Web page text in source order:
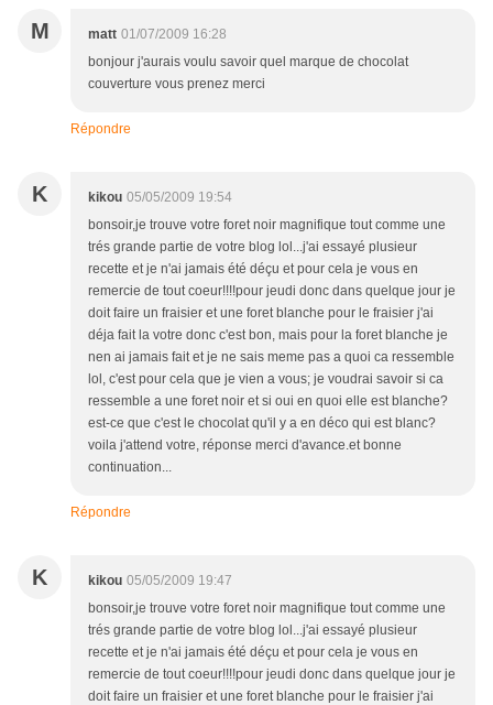
M matt 01/07/2009 16:28
bonjour j'aurais voulu savoir quel marque de chocolat
couverture vous prenez merci
Répondre
K kikou 05/05/2009 19:54
bonsoir,je trouve votre foret noir magnifique tout comme une
trés grande partie de votre blog lol...j'ai essayé plusieur
recette et je n'ai jamais été déçu et pour cela je vous en
remercie de tout coeur!!!!pour jeudi donc dans quelque jour je
doit faire un fraisier et une foret blanche pour le fraisier j'ai
déja fait la votre donc c'est bon, mais pour la foret blanche je
nen ai jamais fait et je ne sais meme pas a quoi ca ressemble
lol, c'est pour cela que je vien a vous; je voudrai savoir si ca
ressemble a une foret noir et si oui en quoi elle est blanche?
est-ce que c'est le chocolat qu'il y a en déco qui est blanc?
voila j'attend votre, réponse merci d'avance.et bonne
continuation...
Répondre
K kikou 05/05/2009 19:47
bonsoir,je trouve votre foret noir magnifique tout comme une
trés grande partie de votre blog lol...j'ai essayé plusieur
recette et je n'ai jamais été déçu et pour cela je vous en
remercie de tout coeur!!!!pour jeudi donc dans quelque jour je
doit faire un fraisier et une foret blanche pour le fraisier j'ai